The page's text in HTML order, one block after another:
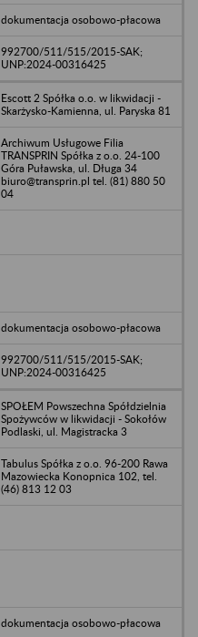
dokumentacja osobowo-płacowa
992700/511/515/2015-SAK;
UNP:2024-00316425
Escott 2 Spółka o.o. w likwidacji -
Skarżysko-Kamienna, ul. Paryska 81
Archiwum Usługowe Filia
TRANSPRIN Spółka z o.o. 24-100
Góra Puławska, ul. Długa 34
biuro@transprin.pl tel. (81) 880 50
04
dokumentacja osobowo-płacowa
992700/511/515/2015-SAK;
UNP:2024-00316425
SPOŁEM Powszechna Spółdzielnia
Spożywców w likwidacji - Sokołów
Podlaski, ul. Magistracka 3
Tabulus Spółka z o.o. 96-200 Rawa
Mazowiecka Konopnica 102, tel.
(46) 813 12 03
dokumentacja osobowo-płacowa